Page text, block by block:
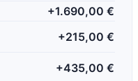
+1.690,00 €
+215,00 €
+435,00 €